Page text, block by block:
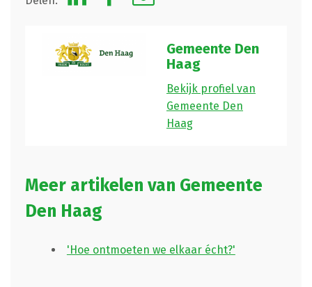
Gemeente Den
Haag
Bekijk profiel van
Gemeente Den
Haag
Meer artikelen van Gemeente
Den Haag
'Hoe ontmoeten we elkaar écht?'